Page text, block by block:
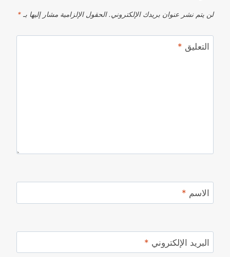
لن يتم نشر عنوان بريدك الإلكتروني. الحقول الإلزامية مشار إليها بـ *
التعليق *
الاسم *
البريد الإلكتروني *